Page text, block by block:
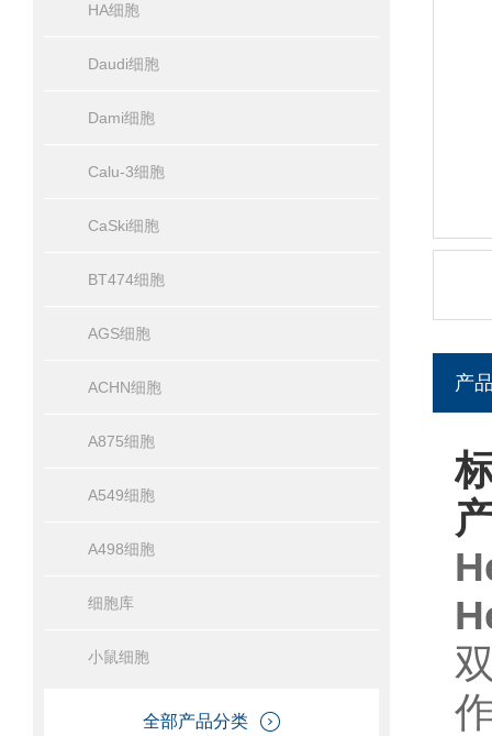
HA细胞
Daudi细胞
Dami细胞
Calu-3细胞
CaSki细胞
BT474细胞
AGS细胞
ACHN细胞
A875细胞
A549细胞
A498细胞
细胞库
小鼠细胞
全部产品分类
产